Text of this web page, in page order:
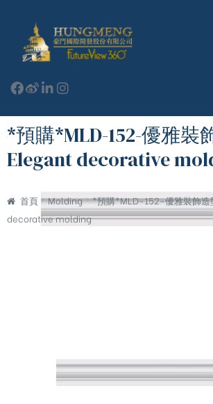
*預購*MLD-152-優雅裝
Elegant decorative
首頁 Molding
*預購*MLD-152-優雅裝飾
decorative molding